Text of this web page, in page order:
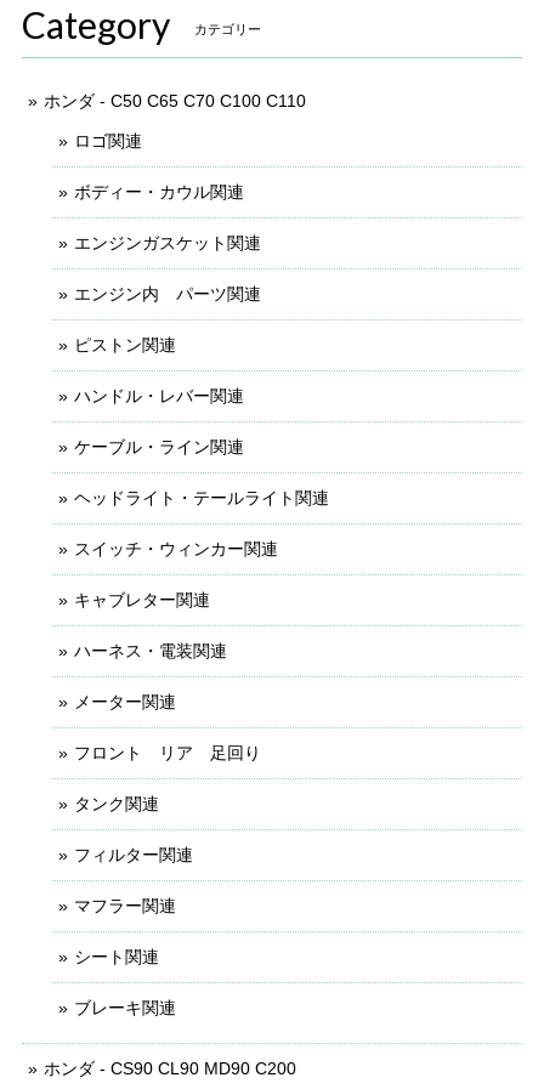
Category カテゴリー
ホンダ - C50 C65 C70 C100 C110
ロゴ関連
ボディー・カウル関連
エンジンガスケット関連
エンジン内 パーツ関連
ピストン関連
ハンドル・レバー関連
ケーブル・ライン関連
ヘッドライト・テールライト関連
スイッチ・ウィンカー関連
キャブレター関連
ハーネス・電装関連
メーター関連
フロント リア 足回り
タンク関連
フィルター関連
マフラー関連
シート関連
ブレーキ関連
ホンダ - CS90 CL90 MD90 C200